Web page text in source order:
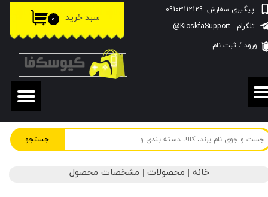
جستجو
پیگیری سفارش: 09103112129
۰ سبد خرید
ورود / ثبت نام
حساب کاربری من
تغییر گذر واژه
سفارشات
خروج از حساب کاربری
تلگرام : KioskfaSupport@
خانه | محصولات | مشخصات محصول